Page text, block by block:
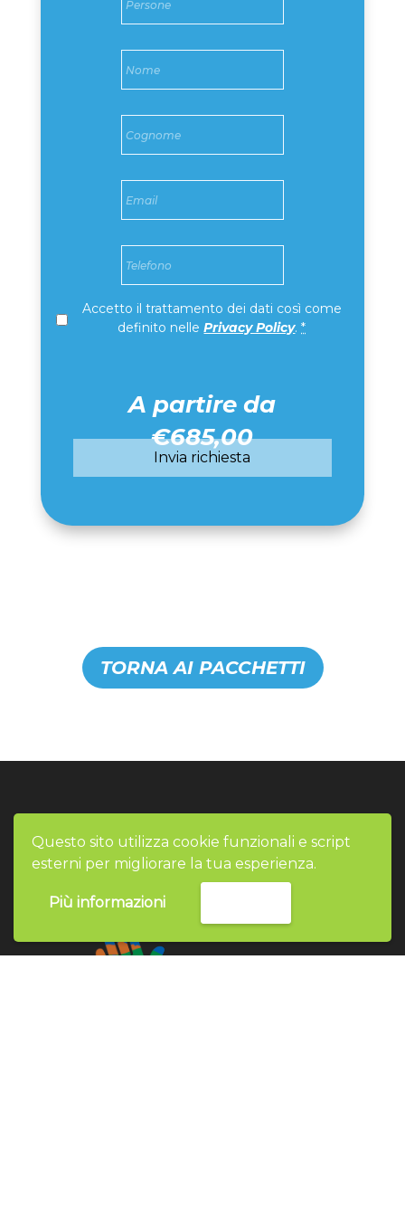
Questo sito utilizza cookie funzionali e script
esterni per migliorare la tua esperienza.
Più informazioni
Nome *
Cognome *
Email *
Telefono *
Privacy *
Accetto il trattamento dei dati così come
definito nellePrivacy Policy.*
A partire da
€685,00
TORNA AI PACCHETTI
Contattaci